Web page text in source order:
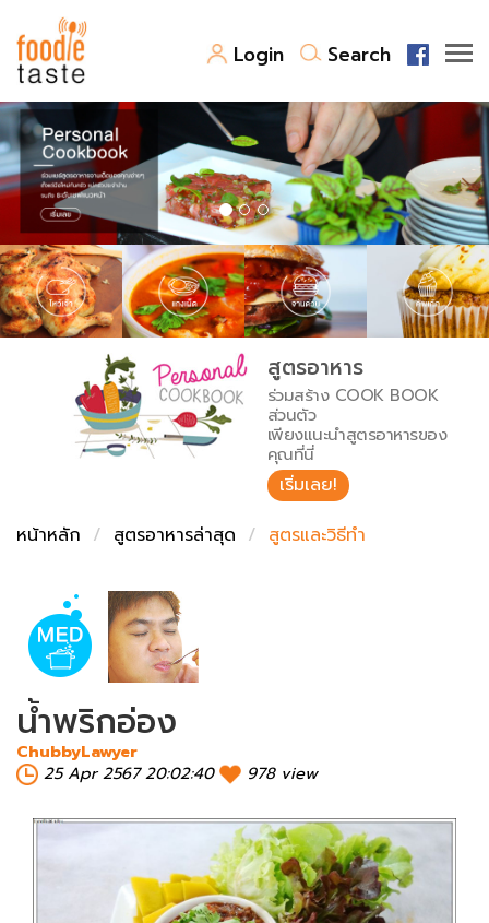
Login Search
สูตรอาหาร
สูตรอาหารล่าสุด
Top Foodie
พาไปชิม
สารพันก้นครัว
เคล็ดลับน่ารู้
เปรียบเทียบหน่วยการตวง
เปรียบเทียบอุณหภูมิ
เปรียบเทียบน้ำหนักวัตถุดิบ
FoodPedia
สร้าง Cookbook
สูตรอาหาร
ร่วมสร้าง COOK BOOK
ส่วนตัว
เพียงแนะนำสูตรอาหารของ
คุณที่นี่
เริ่มเลย!
หน้าหลัก
สูตรอาหารล่าสุด สูตรและวิธีทำ
น้ำพริกอ่อง
ChubbyLawyer
25 Apr 2567 20:02:40
978 view